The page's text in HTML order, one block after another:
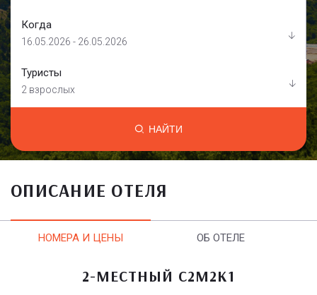
Когда
16.05.2026 - 26.05.2026
Туристы
2 взрослых
НАЙТИ
ОПИСАНИЕ ОТЕЛЯ
НОМЕРА И ЦЕНЫ ОБ ОТЕЛЕ
2-МЕСТНЫЙ С2М2К1